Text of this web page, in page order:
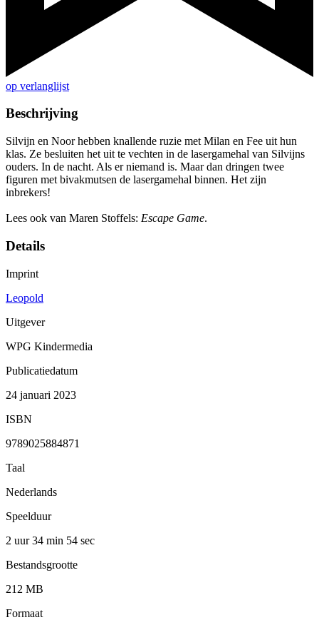
op verlanglijst
Beschrijving
Silvijn en Noor hebben knallende ruzie met Milan en Fee uit hun
klas. Ze besluiten het uit te vechten in de lasergamehal van Silvijns
ouders. In de nacht. Als er niemand is. Maar dan dringen twee
figuren met bivakmutsen de lasergamehal binnen. Het zijn
inbrekers!
Lees ook van Maren Stoffels: Escape Game.
Details
Imprint
Leopold
Uitgever
WPG Kindermedia
Publicatiedatum
24 januari 2023
ISBN
9789025884871
Taal
Nederlands
Speelduur
2 uur 34 min 54 sec
Bestandsgrootte
212 MB
Formaat